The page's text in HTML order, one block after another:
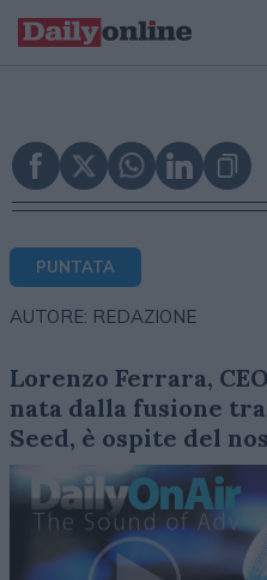
PUNTATA
AUTORE: REDAZIONE
Lorenzo Ferrara,
nata dalla fusione
Seed, è ospite del